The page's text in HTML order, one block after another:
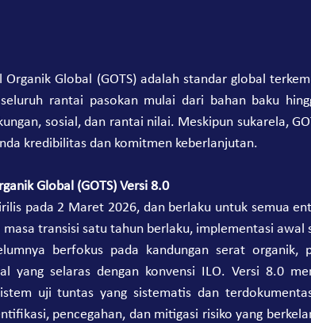
rantai pasokan mulai dari bahan baku
sosial, dan rantai nilai. Meskipun sukarela,
kredibilitas dan komitmen keberlanjutan.
Global (GOTS) Versi 8.0
pada 2 Maret 2026, dan berlaku untuk semua
masa transisi satu tahun berlaku, implementasi awal
berfokus pada kandungan serat organik,
yang selaras dengan konvensi ILO. Versi 8.0
uji tuntas yang sistematis dan
pencegahan, dan mitigasi risiko yang